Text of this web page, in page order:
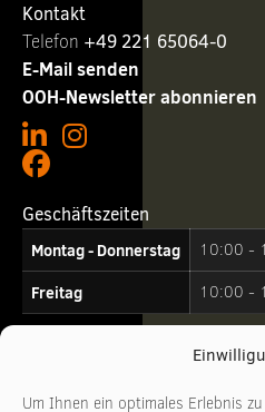
Um Ihnen ein optimales Erlebnis
Kontakt
Telefon ‭ +49 221 65064-0
E-Mail senden
OOH-Newsletter abonnieren
Geschäftszeiten
Montag - Donnerstag
10:00 -
Freitag 10:00 -